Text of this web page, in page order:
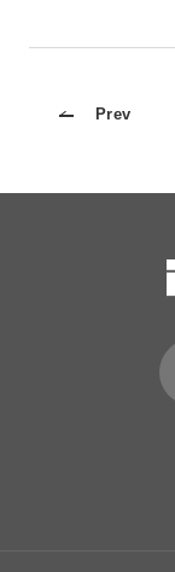
Prev